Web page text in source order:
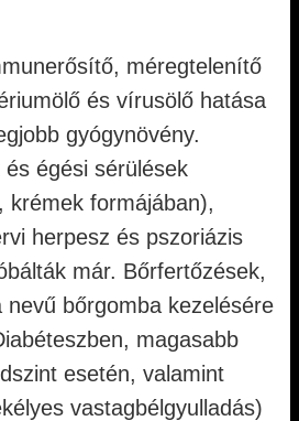
méregtelenítő
és vírusölő hatása
gyógynövény.
égési sérülések
krémek formájában),
herpesz és pszoriázis
már. Bőrfertőzések,
bőrgomba kezelésére
magasabb
esetén, valamint
vastagbélgyulladás)